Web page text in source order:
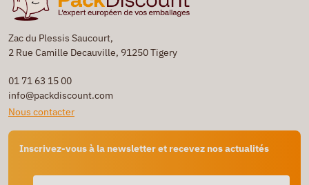
Zac du Plessis Saucourt,
2 Rue Camille Decauville, 91250 Tigery
01 71 63 15 00
info@packdiscount.com
Nous contacter
Inscrivez-vous à la newsletter et recevez nos actualités